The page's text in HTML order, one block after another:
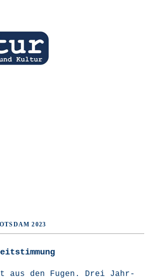
2023
aus den Fugen. Drei Jahr­